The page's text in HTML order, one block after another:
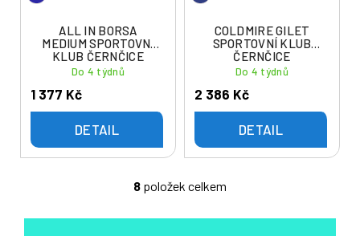
ALL IN BORSA
MEDIUM SPORTOVNÍ
KLUB ČERNČICE
Do 4 týdnů
1 377 Kč
DETAIL
COLDMIRE GILET
SPORTOVNÍ KLUB
ČERNČICE
Do 4 týdnů
2 386 Kč
DETAIL
O
8 položek celkem